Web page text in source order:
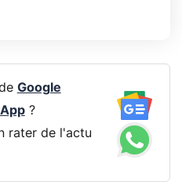
Google
?
rater de l'actu